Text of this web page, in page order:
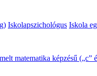
Iskolapszichológus Iskola
matematika képzésű („c”